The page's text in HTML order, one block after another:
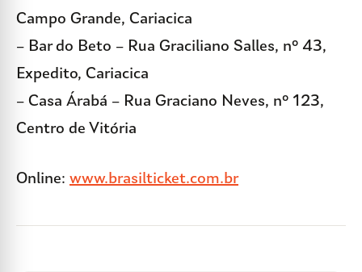
Campo Grande, Cariacica
– Bar do Beto – Rua Graciliano Salles, nº 43,
Expedito, Cariacica
– Casa Árabá – Rua Graciano Neves, nº 123,
Centro de Vitória
Online: www.brasilticket.com.br